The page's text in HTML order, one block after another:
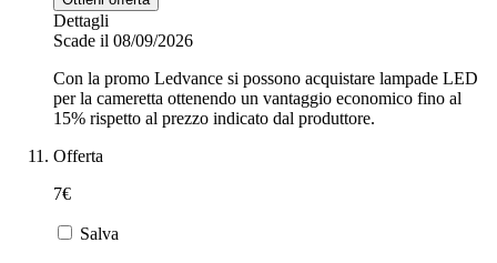
Dettagli
Scade il 08/09/2026
Con la promo Ledvance si possono acquistare lampade LED
per la cameretta ottenendo un vantaggio economico fino al
15% rispetto al prezzo indicato dal produttore.
Offerta
7€
Salva